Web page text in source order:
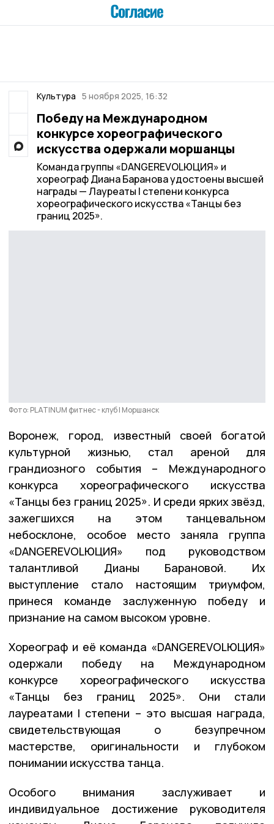
Культура 5 ноября 2025, 16:32
Победу на Международном
конкурсе хореографического
искусства одержали моршанцы
Команда группы «DANGEREVOLЮЦИЯ» и
хореограф Диана Баранова удостоены высшей
награды — Лауреаты I степени конкурса
хореографического искусства «Танцы без
границ 2025».
Фото: PLATINUM фитнес - клуб | Моршанск
Воронеж, город, известный своей богатой
культурной жизнью, стал ареной для
грандиозного события – Международного
конкурса хореографического искусства
«Танцы без границ 2025». И среди ярких звёзд,
зажегшихся на этом танцевальном
небосклоне, особое место заняла группа
«DANGEREVOLЮЦИЯ» под руководством
талантливой Дианы Барановой. Их
выступление стало настоящим триумфом,
принеся команде заслуженную победу и
признание на самом высоком уровне.
Хореограф и её команда «DANGEREVOLЮЦИЯ»
одержали победу на Международном
конкурсе хореографического искусства
«Танцы без границ 2025». Они стали
лауреатами I степени – это высшая награда,
свидетельствующая о безупречном
мастерстве, оригинальности и глубоком
понимании искусства танца.
Особого внимания заслуживает и
индивидуальное достижение руководителя